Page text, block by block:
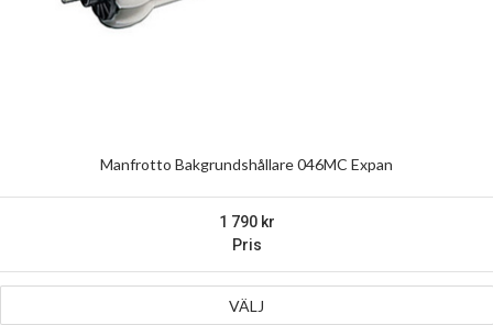
Manfrotto Bakgrundshållare 046MC Expan
Pris
1 790
VÄLJ